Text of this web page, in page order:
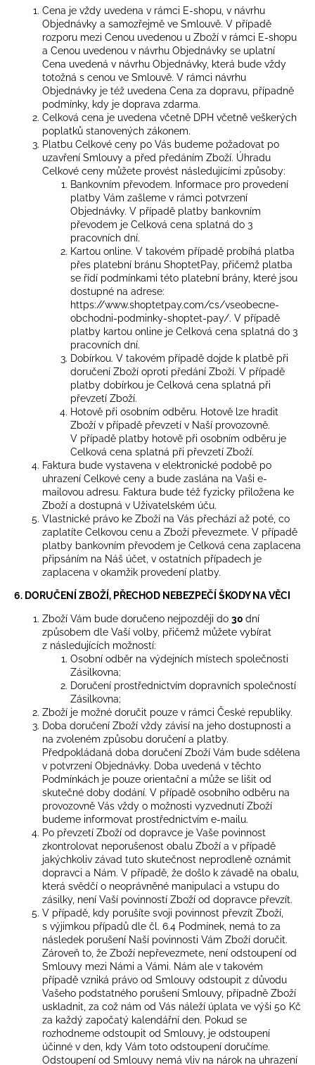
Cena je vždy uvedena v rámci E-shopu, v návrhu
Objednávky a samozřejmě ve Smlouvě. V případě
rozporu mezi Cenou uvedenou u Zboží v rámci E-shopu
a Cenou uvedenou v návrhu Objednávky se uplatní
Cena uvedená v návrhu Objednávky, která bude vždy
totožná s cenou ve Smlouvě. V rámci návrhu
Objednávky je též uvedena Cena za dopravu, případně
podmínky, kdy je doprava zdarma.
Celková cena je uvedena včetně DPH včetně veškerých
poplatků stanovených zákonem.
Platbu Celkové ceny po Vás budeme požadovat po
uzavření Smlouvy a před předáním Zboží. Úhradu
Celkové ceny můžete provést následujícími způsoby:
Bankovním převodem. Informace pro provedení
platby Vám zašleme v rámci potvrzení
Objednávky. V případě platby bankovním
převodem je Celková cena splatná do 3
pracovních dní.
Kartou online. V takovém případě probíhá platba
přes platební bránu ShoptetPay, přičemž platba
se řídí podmínkami této platební brány, které jsou
dostupné na adrese:
https://www.shoptetpay.com/cs/vseobecne-
obchodni-podminky-shoptet-pay/. V případě
platby kartou online je Celková cena splatná do 3
pracovních dní.
Dobírkou. V takovém případě dojde k platbě při
doručení Zboží oproti předání Zboží. V případě
platby dobírkou je Celková cena splatná při
převzetí Zboží.
Hotově při osobním odběru. Hotově lze hradit
Zboží v případě převzetí v Naší provozovně.
V případě platby hotově při osobním odběru je
Celková cena splatná při převzetí Zboží.
Faktura bude vystavena v elektronické podobě po
uhrazení Celkové ceny a bude zaslána na Vaši e-
mailovou adresu. Faktura bude též fyzicky přiložena ke
Zboží a dostupná v Uživatelském úču.
Vlastnické právo ke Zboží na Vás přechází až poté, co
zaplatíte Celkovou cenu a Zboží převezmete. V případě
platby bankovním převodem je Celková cena zaplacena
připsáním na Náš účet, v ostatních případech je
zaplacena v okamžik provedení platby.
6. DORUČENÍ ZBOŽÍ, PŘECHOD NEBEZPEČÍ ŠKODY NA VĚCI
Zboží Vám bude doručeno nejpozději do 30 dní
způsobem dle Vaší volby, přičemž můžete vybírat
z následujících možností:
Osobní odběr na výdejních místech společnosti
Zásilkovna;
Doručení prostřednictvím dopravních společností
Zásilkovna;
Zboží je možné doručit pouze v rámci České republiky.
Doba doručení Zboží vždy závisí na jeho dostupnosti a
na zvoleném způsobu doručení a platby.
Předpokládaná doba doručení Zboží Vám bude sdělena
v potvrzení Objednávky. Doba uvedená v těchto
Podmínkách je pouze orientační a může se lišit od
skutečné doby dodání. V případě osobního odběru na
provozovně Vás vždy o možnosti vyzvednutí Zboží
budeme informovat prostřednictvím e-mailu.
Po převzetí Zboží od dopravce je Vaše povinnost
zkontrolovat neporušenost obalu Zboží a v případě
jakýchkoliv závad tuto skutečnost neprodleně oznámit
dopravci a Nám. V případě, že došlo k závadě na obalu,
která svědčí o neoprávněné manipulaci a vstupu do
zásilky, není Vaší povinností Zboží od dopravce převzít.
V případě, kdy porušíte svoji povinnost převzít Zboží,
s výjimkou případů dle čl. 6.4 Podmínek, nemá to za
následek porušení Naší povinnosti Vám Zboží doručit.
Zároveň to, že Zboží nepřevezmete, není odstoupení od
Smlouvy mezi Námi a Vámi. Nám ale v takovém
případě vzniká právo od Smlouvy odstoupit z důvodu
Vašeho podstatného porušení Smlouvy, případně Zboží
uskladnit, za což nám od Vás náleží úplata ve výši 50 Kč
za každý započatý kalendářní den. Pokud se
rozhodneme odstoupit od Smlouvy, je odstoupení
účinné v den, kdy Vám toto odstoupení doručíme.
Odstoupení od Smlouvy nemá vliv na nárok na uhrazení